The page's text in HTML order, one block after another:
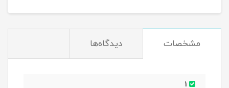
مشخصات دیدگاه‌ها